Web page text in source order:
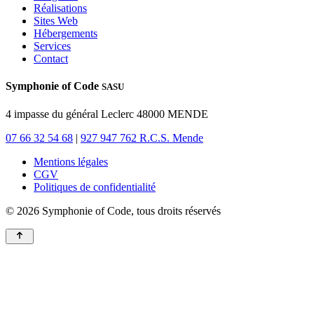
Réalisations
Sites Web
Hébergements
Services
Contact
Symphonie of Code SASU
4 impasse du général Leclerc 48000 MENDE
07 66 32 54 68 | 927 947 762 R.C.S. Mende
Mentions légales
CGV
Politiques de confidentialité
© 2026 Symphonie of Code, tous droits réservés